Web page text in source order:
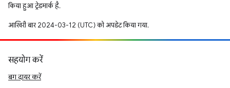
किया हुआ ट्रेडमार्क है.
आखिरी बार 2024-03-12 (UTC) को अपडेट किया गया.
सहयोग करें
बग दायर करें